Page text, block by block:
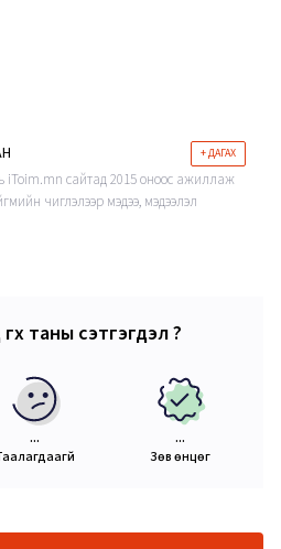
+ ДАГАХ
iToim.mn сайтад 2015 оноос ажиллаж
чиглэлээр мэдээ, мэдээлэл
таны сэтгэгдэл ?
... ...
Зөв өнцөг